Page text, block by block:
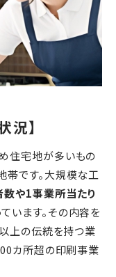
況】
住宅地が多いもの
帯です。大規模な工
や1事業所当たり
います。その内容を
上の伝統を持つ業
カ所超の印刷事業